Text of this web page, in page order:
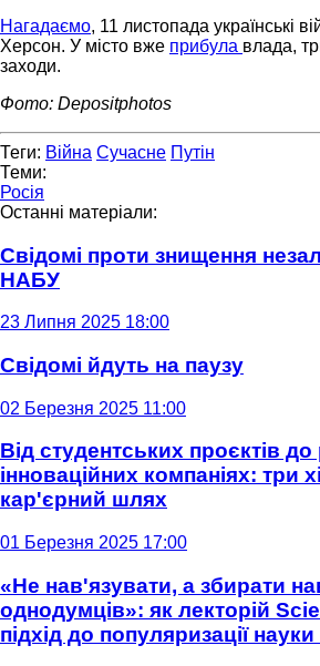
Нагадаємо, 11 листопада українські
Херсон. У місто вже прибула влада,
заходи.
Фото: Depositphotos
Теги: Війна Сучасне Путін
Теми:
Росія
Останні матеріали:
Свідомі проти знищення
НАБУ
23 Липня 2025 18:00
Свідомі йдуть на паузу
02 Березня 2025 11:00
Від студентських проєктів
інноваційних компаніях: три
кар'єрний шлях
01 Березня 2025 17:00
«Не нав'язувати, а збирати
однодумців»: як лекторій
підхід до популяризації